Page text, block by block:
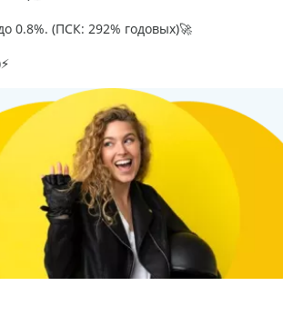
0.8%. (ПСК: 292% годовых)🚀